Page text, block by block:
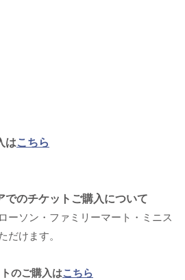
はこちら
のチケットご購入について
ーソン・ファミリーマート・ミニス
だけます。
のご購入はこちら